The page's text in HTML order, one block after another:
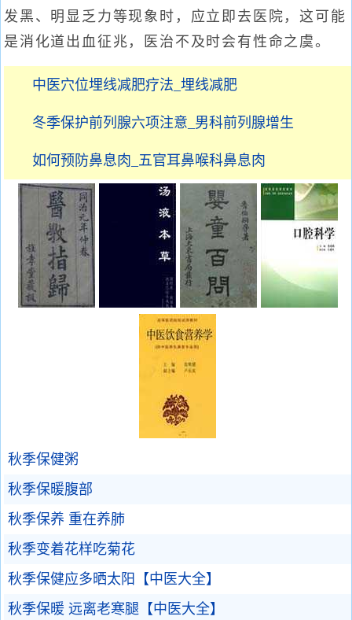
发黑、明显乏力等现象时，应立即去医院，这可能
是消化道出血征兆，医治不及时会有性命之虞。
中医穴位埋线减肥疗法_埋线减肥
冬季保护前列腺六项注意_男科前列腺增生
如何预防鼻息肉_五官耳鼻喉科鼻息肉
秋季保健粥
秋季保暖腹部
秋季保养 重在养肺
秋季变着花样吃菊花
秋季保健应多晒太阳【中医大全】
秋季保暖 远离老寒腿【中医大全】